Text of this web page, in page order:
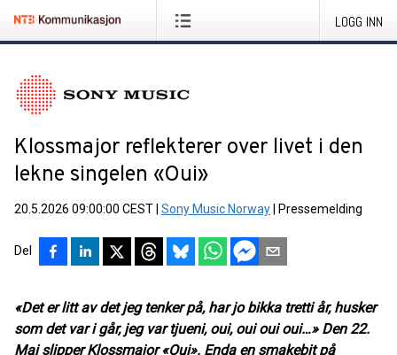
LOGG INN
Klossmajor reflekterer over livet i den
lekne singelen «Oui»
20.5.2026 09:00:00 CEST Sony Music Norway Pressemelding
Del
«Det er litt av det jeg tenker på, har jo bikka tretti år, husker
som det var i går, jeg var tjueni, oui, oui oui oui…» Den 22.
Mai slipper Klossmajor «Oui». Enda en smakebit på